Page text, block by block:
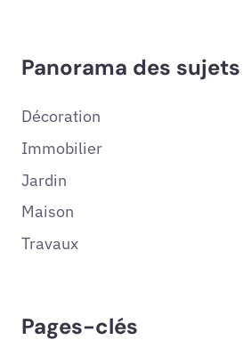
Panorama des sujets
Décoration
Immobilier
Jardin
Maison
Travaux
Pages-clés